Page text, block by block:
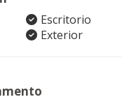
Escritorio
Exterior